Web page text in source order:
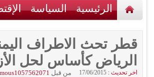
الرئيسية السياسة
قطر تحث الاطراف
الرياض كأساس لحل
اخر تحديث : 17/06/2015 من قبل